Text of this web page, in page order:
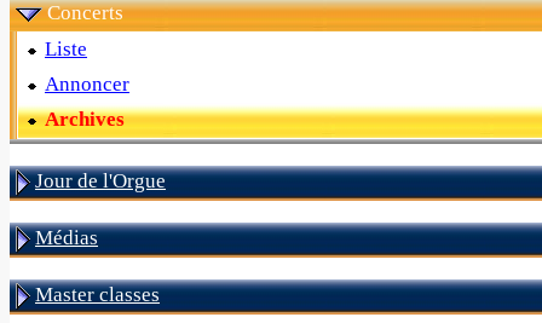
Concerts
Liste
Annoncer
Archives
Jour de l'Orgue
Médias
Master classes